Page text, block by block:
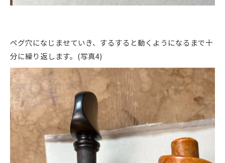
ペグ穴になじませていき、するすると動くようになるまで十
分に繰り返します。(写真4)